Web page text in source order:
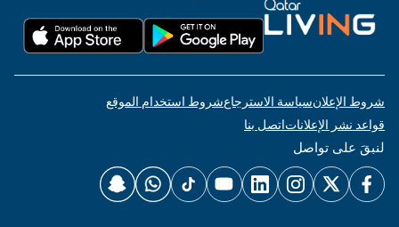
شروط الإعلانسياسة الاسترجاعشروط استخدام الموقع
قواعد نشر الإعلاناتاتصل بنا
لنبقَ على تواصل